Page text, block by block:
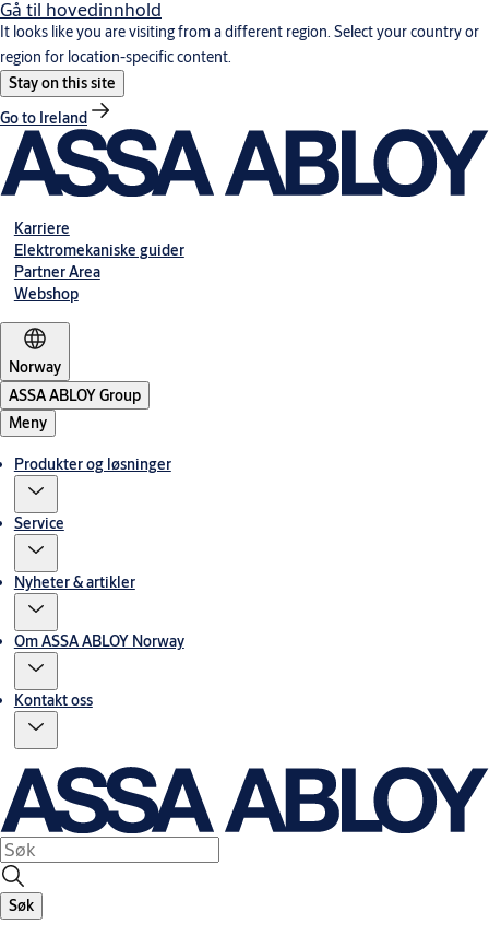
Gå til hovedinnhold
It looks like you are visiting from a different region. Select your country or
region for location-specific content.
Stay on this site
Go to Ireland
Karriere
Elektromekaniske guider
Partner Area
Webshop
Norway
ASSA ABLOY Group
Meny
Produkter og løsninger
Service
Nyheter & artikler
Om ASSA ABLOY Norway
Kontakt oss
Søk